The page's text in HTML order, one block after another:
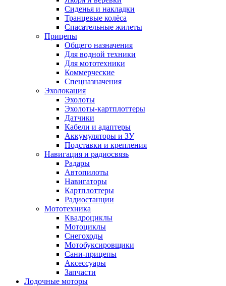
Сиденья и накладки
Транцевые колёса
Спасательные жилеты
Прицепы
Общего назначения
Для водной техники
Для мототехники
Коммерческие
Спецназначения
Эхолокация
Эхолоты
Эхолоты-картплоттеры
Датчики
Кабели и адаптеры
Аккумуляторы и ЗУ
Подставки и крепления
Навигация и радиосвязь
Радары
Автопилоты
Навигаторы
Картплоттеры
Радиостанции
Мототехника
Квадроциклы
Мотоциклы
Снегоходы
Мотобуксировщики
Сани-прицепы
Аксессуары
Запчасти
Лодочные моторы